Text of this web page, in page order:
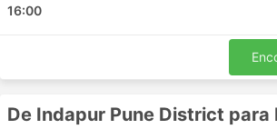
Am Tours And Travels incluem:
16:00
De Indapur Pune District para